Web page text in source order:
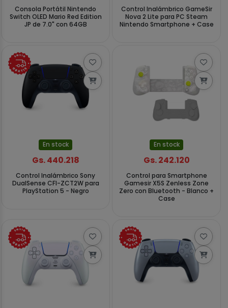
Consola Portátil Nintendo
Switch OLED Mario Red Edition
JP de 7.0" con 64GB
Control Inalámbrico GameSir
Nova 2 Lite para PC Steam
Nintendo Smartphone + Case
En stock
Gs. 440.218
Control Inalámbrico Sony
DualSense CFI-ZCT2W para
PlayStation 5 - Negro
En stock
Gs. 242.120
Control para Smartphone
Gamesir X5S Zenless Zone
Zero con Bluetooth - Blanco +
Case